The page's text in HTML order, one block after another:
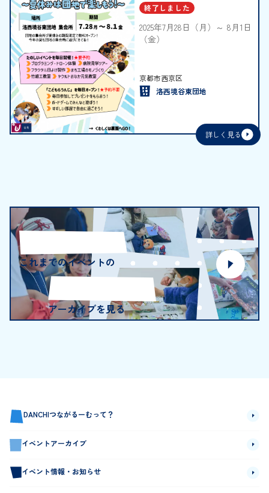
終了しました
2025年7月28日（月）～ 8月1日
（金）
京都市西京区
洛西境谷東団地
詳しく見る
これまでのイベントの
アーカイブを見る
DANCHIつながるーむって？
イベントアーカイブ
イベント情報・お知らせ